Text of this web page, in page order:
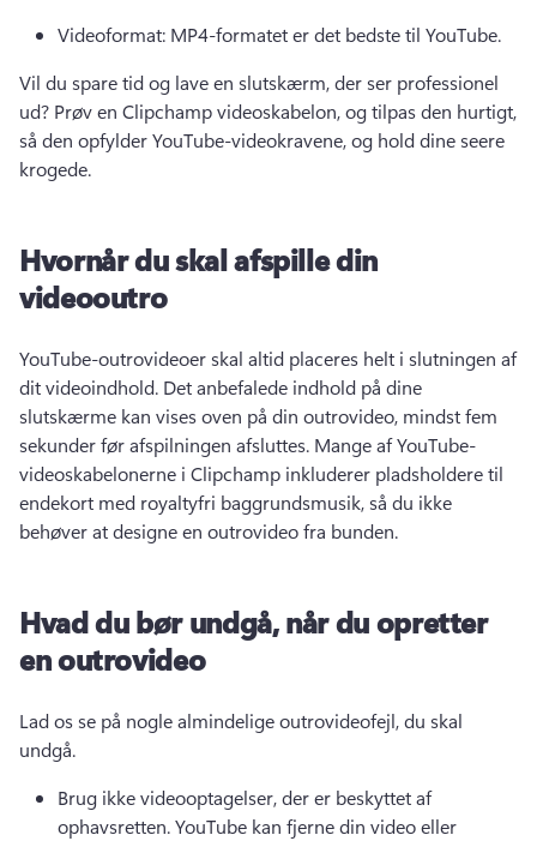
Videoformat: MP4-formatet er det bedste til YouTube.
Vil du spare tid og lave en slutskærm, der ser professionel
ud? Prøv en Clipchamp videoskabelon, og tilpas den hurtigt,
så den opfylder YouTube-videokravene, og hold dine seere
krogede.
Hvornår du skal afspille din
videooutro
YouTube-outrovideoer skal altid placeres helt i slutningen af
dit videoindhold. Det anbefalede indhold på dine
slutskærme kan vises oven på din outrovideo, mindst fem
sekunder før afspilningen afsluttes. Mange af YouTube-
videoskabelonerne i Clipchamp inkluderer pladsholdere til
endekort med royaltyfri baggrundsmusik, så du ikke
behøver at designe en outrovideo fra bunden.
Hvad du bør undgå, når du opretter
en outrovideo
Lad os se på nogle almindelige outrovideofejl, du skal
undgå.
Brug ikke videooptagelser, der er beskyttet af
ophavsretten. YouTube kan fjerne din video eller